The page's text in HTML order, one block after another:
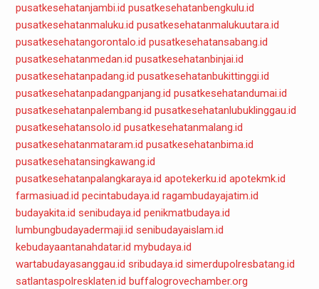
pusatkesehatanjambi.id pusatkesehatanbengkulu.id
pusatkesehatanmaluku.id pusatkesehatanmalukuutara.id
pusatkesehatangorontalo.id pusatkesehatansabang.id
pusatkesehatanmedan.id pusatkesehatanbinjai.id
pusatkesehatanpadang.id pusatkesehatanbukittinggi.id
pusatkesehatanpadangpanjang.id pusatkesehatandumai.id
pusatkesehatanpalembang.id pusatkesehatanlubuklinggau.id
pusatkesehatansolo.id pusatkesehatanmalang.id
pusatkesehatanmataram.id pusatkesehatanbima.id
pusatkesehatansingkawang.id
pusatkesehatanpalangkaraya.id apotekerku.id apotekmk.id
farmasiuad.id pecintabudaya.id ragambudayajatim.id
budayakita.id senibudaya.id penikmatbudaya.id
lumbungbudayadermaji.id senibudayaislam.id
kebudayaantanahdatar.id mybudaya.id
wartabudayasanggau.id sribudaya.id simerdupolresbatang.id
satlantaspolresklaten.id buffalogrovechamber.org